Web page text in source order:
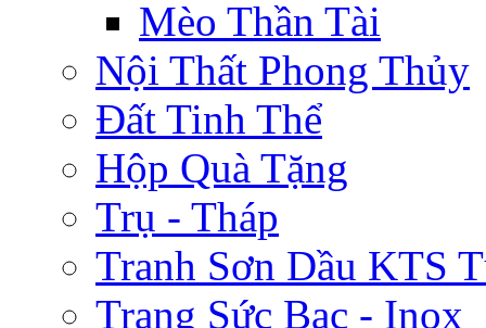
Mèo Thần Tài
Nội Thất Phong Thủy
Đất Tinh Thể
Hộp Quà Tặng
Trụ - Tháp
Tranh Sơn Dầu KTS
Trang Sức Bạc - Inox